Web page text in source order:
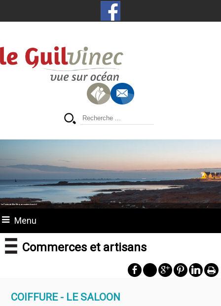
La Pointe de Men Meur, au coucher du soleil
Menu
Commerces et artisans
COIFFURE - LE SALOON